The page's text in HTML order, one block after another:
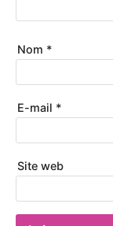
Nom *
E-mail *
Site web